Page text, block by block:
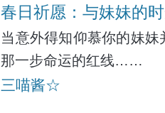
春日祈愿：与妹妹的
当意外得知仰慕你的妹
那一步命运的红线……
三喵酱☆